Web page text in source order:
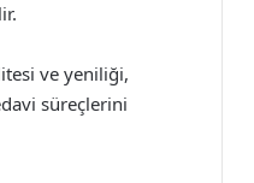
ve yeniliği,
süreçlerini